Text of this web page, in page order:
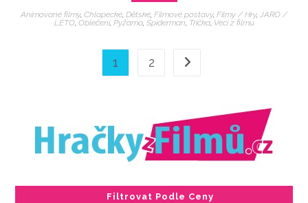
Animované filmy, Chlapecké Dětské Filmové postavy, Filmy / Hry, JARO /
LÉTO, Oblečení, Pyžama, Spiderman Trička, Veci z filmu
1 2
Filtrovat Podle Ceny